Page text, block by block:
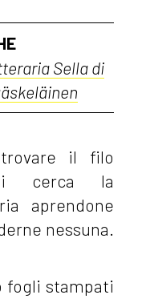
Sella di
il filo
cerca la
aprendone
nessuna.
fogli stampati